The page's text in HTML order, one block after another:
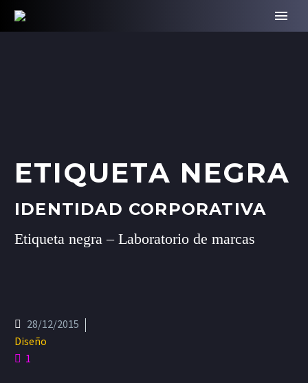
ETIQUETA NEGRA
IDENTIDAD CORPORATIVA
Etiqueta negra – Laboratorio de marcas
28/12/2015
Diseño
1